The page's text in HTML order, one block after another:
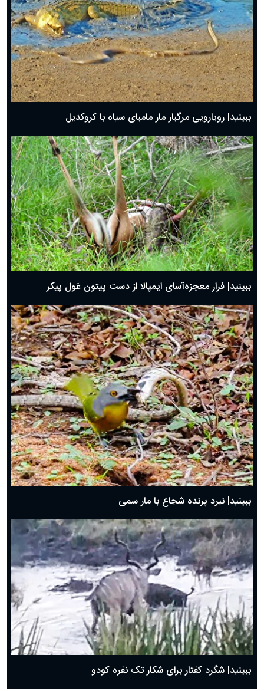
ببینید| رویارویی مرگبار مار مامبای سیاه با کروکدیل
ببینید| فرار معجزه‌آسای ایمپالا از دست پیتون غول پیکر
ببینید| نبرد پرنده شجاع با مار سمی
ببینید| شگرد کفتار برای شکار تک نفره کودو